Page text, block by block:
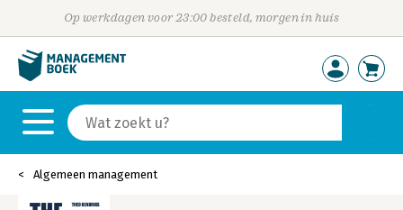
Op werkdagen voor 23:00 besteld, morgen in huis
Algemeen management